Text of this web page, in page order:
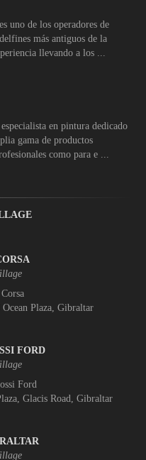
uno de los operadores de
más antiguos de la
llevando a los ...
en pintura dedicado
gama de productos
como para e ...
Plaza, Gibraltar
FORD
Glacis Road, Gibraltar